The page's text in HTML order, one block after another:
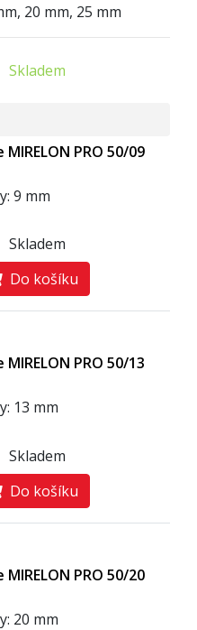
20 mm, 25 mm
Skladem
PRO 50/09
9 mm
Skladem
Do košíku
PRO 50/13
13 mm
Skladem
Do košíku
PRO 50/20
20 mm